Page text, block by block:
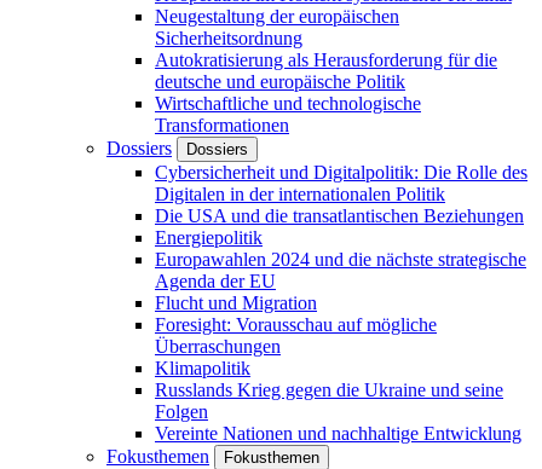
Neugestaltung der europäischen
Sicherheitsordnung
Autokratisierung als Herausforderung für die
deutsche und europäische Politik
Wirtschaftliche und technologische
Transformationen
Dossiers
Dossiers
Cybersicherheit und Digitalpolitik: Die Rolle des
Digitalen in der internationalen Politik
Die USA und die transatlantischen Beziehungen
Energiepolitik
Europawahlen 2024 und die nächste strategische
Agenda der EU
Flucht und Migration
Foresight: Vorausschau auf mögliche
Überraschungen
Klimapolitik
Russlands Krieg gegen die Ukraine und seine
Folgen
Vereinte Nationen und nachhaltige Entwicklung
Fokusthemen
Fokusthemen